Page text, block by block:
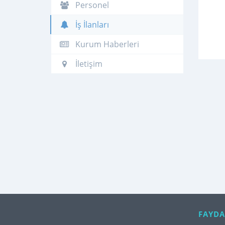
Personel
İş İlanları
Kurum Haberleri
İletişim